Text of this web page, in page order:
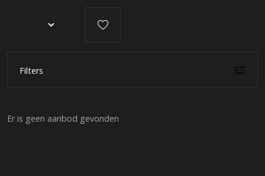
Filters
Er is geen aanbod gevonden